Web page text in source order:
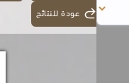
عودة للنتائج